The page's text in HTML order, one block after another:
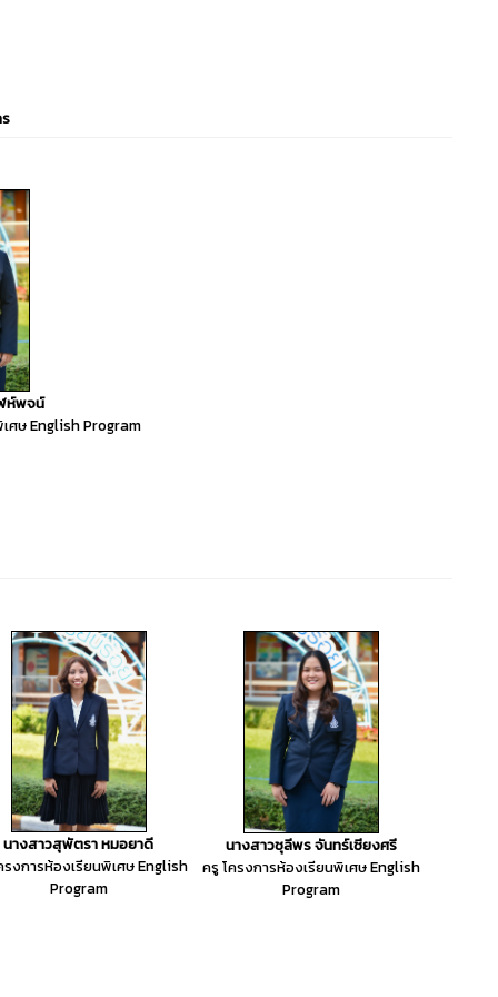
ห์พจน์
ศษ English Program
นางสาวสุพัตรา หมอยาดี
รงการห้องเรียนพิเศษ English
Program
นางสาวชุลีพร จันทร์เชียงศรี
ครู โครงการห้องเรียนพิเศษ English
Program